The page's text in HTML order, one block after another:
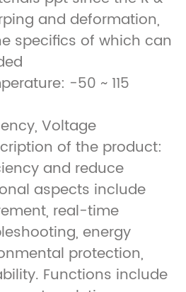
and deformation,
specifics of which can
-50 ~ 115
Voltage
of the product:
and reduce
aspects include
real-time
energy
protection,
Functions include